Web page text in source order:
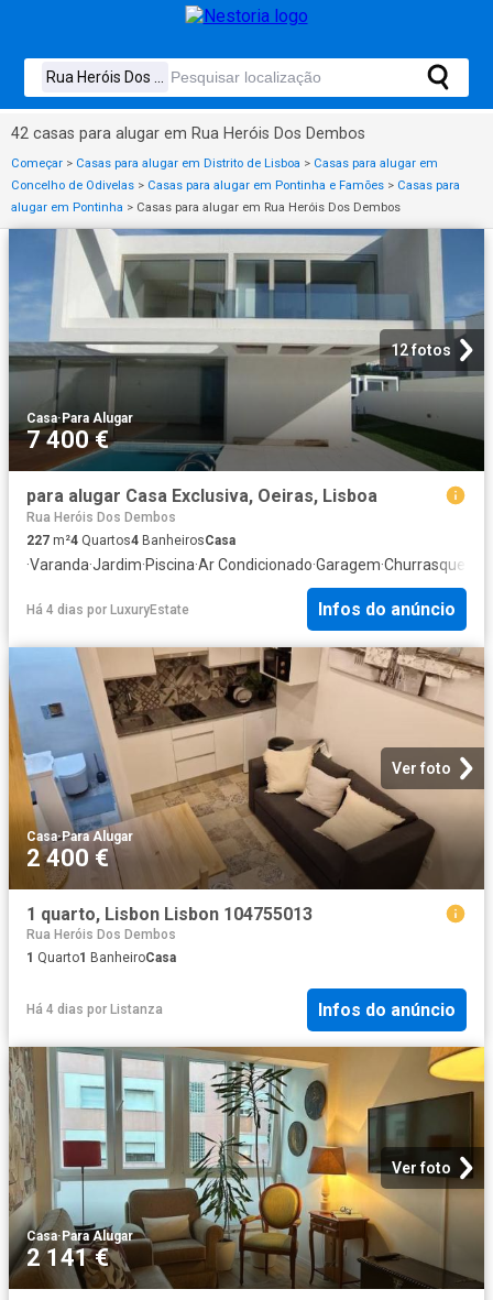
42 casas para alugar em Rua Heróis Dos Dembos
Começar > Casas para alugar em Distrito de Lisboa > Casas para alugar em
Concelho de Odivelas > Casas para alugar em Pontinha e Famões > Casas para
alugar em Pontinha > Casas para alugar em Rua Heróis Dos Dembos
12 fotos
Casa· Para Alugar
7 400 €
para alugar Casa Exclusiva, Oeiras, Lisboa
Rua Heróis Dos Dembos
227 m²4 Quartos4 BanheirosCasa
·Varanda·Jardim·Piscina·Ar Condicionado·Garagem·Churrasqueira
Há 4 dias por LuxuryEstate Infos do anúncio
Ver foto
Casa·Para Alugar
2 400 €
1 quarto, Lisbon Lisbon 104755013
Rua Heróis Dos Dembos
1 Quarto1 BanheiroCasa
Há 4 dias por Listanza Infos do anúncio
Ver foto
Casa· Para Alugar
2 141 €